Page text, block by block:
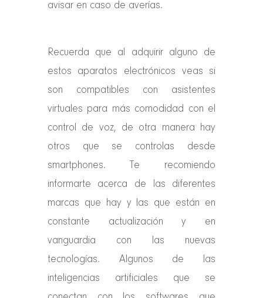
avisar en caso de averías.
Recuerda que al adquirir alguno de
estos aparatos electrónicos veas si
son compatibles con asistentes
virtuales para más comodidad con el
control de voz, de otra manera hay
otros que se controlas desde
smartphones. Te recomiendo
informarte acerca de las diferentes
marcas que hay y las que están en
constante actualización y en
vanguardia con las nuevas
tecnologías. Algunos de las
inteligencias artificiales que se